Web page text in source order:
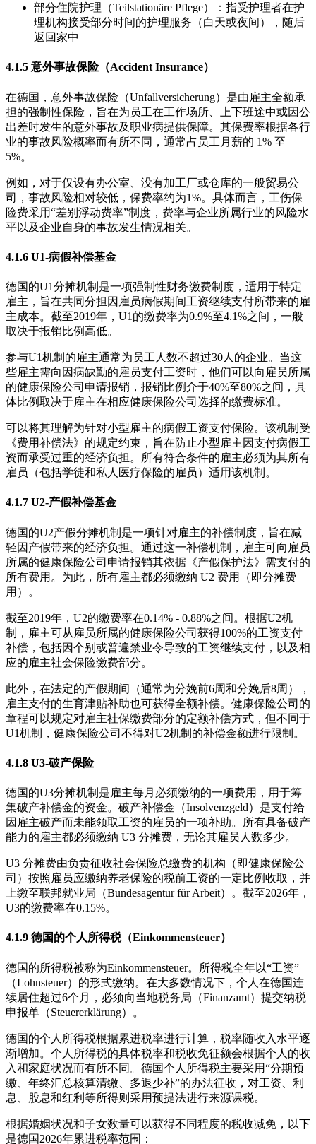
部分住院护理（Teilstationäre Pflege）：指受护理者在护
理机构接受部分时间的护理服务（白天或夜间），随后
返回家中
4.1.5 意外事故保险（Accident Insurance）
在德国，意外事故保险（Unfallversicherung）是由雇主全额承
担的强制性保险，旨在为员工在工作场所、上下班途中或因公
出差时发生的意外事故及职业病提供保障。其保费率根据各行
业的事故风险概率而有所不同，通常占员工月薪的 1% 至
5%。
例如，对于仅设有办公室、没有加工厂或仓库的一般贸易公
司，事故风险相对较低，保费率约为1%。具体而言，工伤保
险费采用“差别浮动费率”制度，费率与企业所属行业的风险水
平以及企业自身的事故发生情况相关。
4.1.6 U1-病假补偿基金
德国的U1分摊机制是一项强制性财务缴费制度，适用于特定
雇主，旨在共同分担因雇员病假期间工资继续支付所带来的雇
主成本。截至2019年，U1的缴费率为0.9%至4.1%之间，一般
取决于报销比例高低。
参与U1机制的雇主通常为员工人数不超过30人的企业。当这
些雇主需向因病缺勤的雇员支付工资时，他们可以向雇员所属
的健康保险公司申请报销，报销比例介于40%至80%之间，具
体比例取决于雇主在相应健康保险公司选择的缴费标准。
可以将其理解为针对小型雇主的病假工资支付保险。该机制受
《费用补偿法》的规定约束，旨在防止小型雇主因支付病假工
资而承受过重的经济负担。所有符合条件的雇主必须为其所有
雇员（包括学徒和私人医疗保险的雇员）适用该机制。
4.1.7 U2-产假补偿基金
德国的U2产假分摊机制是一项针对雇主的补偿制度，旨在减
轻因产假带来的经济负担。通过这一补偿机制，雇主可向雇员
所属的健康保险公司申请报销其依据《产假保护法》需支付的
所有费用。为此，所有雇主都必须缴纳 U2 费用（即分摊费
用）。
截至2019年，U2的缴费率在0.14% - 0.88%之间。根据U2机
制，雇主可从雇员所属的健康保险公司获得100%的工资支付
补偿，包括因个别或普遍禁业令导致的工资继续支付，以及相
应的雇主社会保险缴费部分。
此外，在法定的产假期间（通常为分娩前6周和分娩后8周），
雇主支付的生育津贴补助也可获得全额补偿。健康保险公司的
章程可以规定对雇主社保缴费部分的定额补偿方式，但不同于
U1机制，健康保险公司不得对U2机制的补偿金额进行限制。
4.1.8 U3-破产保险
德国的U3分摊机制是雇主每月必须缴纳的一项费用，用于筹
集破产补偿金的资金。破产补偿金（Insolvenzgeld）是支付给
因雇主破产而未能领取工资的雇员的一项补助。所有具备破产
能力的雇主都必须缴纳 U3 分摊费，无论其雇员人数多少。
U3 分摊费由负责征收社会保险总缴费的机构（即健康保险公
司）按照雇员应缴纳养老保险的税前工资的一定比例收取，并
上缴至联邦就业局（Bundesagentur für Arbeit）。截至2026年，
U3的缴费率在0.15%。
4.1.9 德国的个人所得税（Einkommensteuer）
德国的所得税被称为Einkommensteuer。所得税全年以“工资”
（Lohnsteuer）的形式缴纳。在大多数情况下，个人在德国连
续居住超过6个月，必须向当地税务局（Finanzamt）提交纳税
申报单（Steuererklärung）。
德国的个人所得税根据累进税率进行计算，税率随收入水平逐
渐增加。个人所得税的具体税率和税收免征额会根据个人的收
入和家庭状况而有所不同。德国个人所得税主要采用“分期预
缴、年终汇总核算清缴、多退少补”的办法征收，对工资、利
息、股息和红利等所得则采用预提法进行来源课税。
根据婚姻状况和子女数量可以获得不同程度的税收减免，以下
是德国2026年累进税率范围：